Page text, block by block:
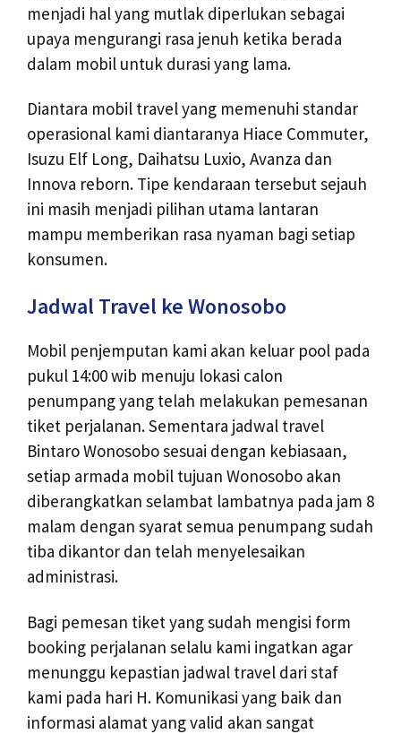
menjadi hal yang mutlak diperlukan sebagai
upaya mengurangi rasa jenuh ketika berada
dalam mobil untuk durasi yang lama.
Diantara mobil travel yang memenuhi standar
operasional kami diantaranya Hiace Commuter,
Isuzu Elf Long, Daihatsu Luxio, Avanza dan
Innova reborn. Tipe kendaraan tersebut sejauh
ini masih menjadi pilihan utama lantaran
mampu memberikan rasa nyaman bagi setiap
konsumen.
Jadwal Travel ke Wonosobo
Mobil penjemputan kami akan keluar pool pada
pukul 14:00 wib menuju lokasi calon
penumpang yang telah melakukan pemesanan
tiket perjalanan. Sementara jadwal travel
Bintaro Wonosobo sesuai dengan kebiasaan,
setiap armada mobil tujuan Wonosobo akan
diberangkatkan selambat lambatnya pada jam 8
malam dengan syarat semua penumpang sudah
tiba dikantor dan telah menyelesaikan
administrasi.
Bagi pemesan tiket yang sudah mengisi form
booking perjalanan selalu kami ingatkan agar
menunggu kepastian jadwal travel dari staf
kami pada hari H. Komunikasi yang baik dan
informasi alamat yang valid akan sangat